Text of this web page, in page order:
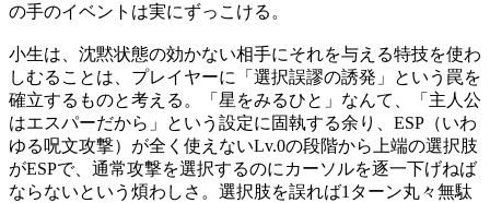
の手のイベントは実にずっこける。
小生は、沈黙状態の効かない相手にそれを与える特技を使わ
しむることは、プレイヤーに「選択誤謬の誘発」という罠を
確立するものと考える。「星をみるひと」なんて、「主人公
はエスパーだから」という設定に固執する余り、ESP（いわ
ゆる呪文攻撃）が全く使えないLv.0の段階から上端の選択肢
がESPで、通常攻撃を選択するのにカーソルを逐一下げねば
ならないという煩わしさ。選択肢を誤れば1ターン丸々無駄